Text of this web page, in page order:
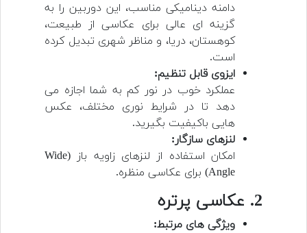
دامنه دینامیکی مناسب، این دوربین را به
گزینه ای عالی برای عکاسی از طبیعت،
کوهستان، دریا، و مناظر شهری تبدیل کرده
است.
ایزوی قابل تنظیم:
عملکرد خوب در نور کم به شما اجازه می
دهد تا در شرایط نوری مختلف، عکس
هایی باکیفیت بگیرید.
لنزهای سازگار:
امکان استفاده از لنزهای زاویه باز (Wide
Angle) برای عکاسی منظره.
2. عکاسی پرتره
ویژگی های مرتبط: